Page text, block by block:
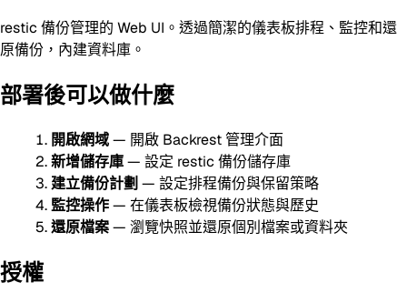
restic 備份管理的 Web UI。透過簡潔的儀表板排程、監控和還
原備份，內建資料庫。
部署後可以做什麼
開啟網域— 開啟 Backrest 管理介面
新增儲存庫— 設定 restic 備份儲存庫
建立備份計劃 — 設定排程備份與保留策略
監控操作— 在儀表板檢視備份狀態與歷史
還原檔案— 瀏覽快照並還原個別檔案或資料夾
授權